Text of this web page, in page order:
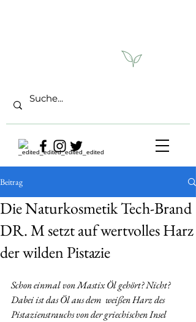
Beitrag
Die Naturkosmetik Tech-Brand
DR. M setzt auf wertvolles Harz
der wilden Pistazie
Schon einmal von Mastix Öl gehört? Nicht?
Dabei ist das Öl aus dem  weißen Harz des
Pistazienstrauchs von der griechischen Insel